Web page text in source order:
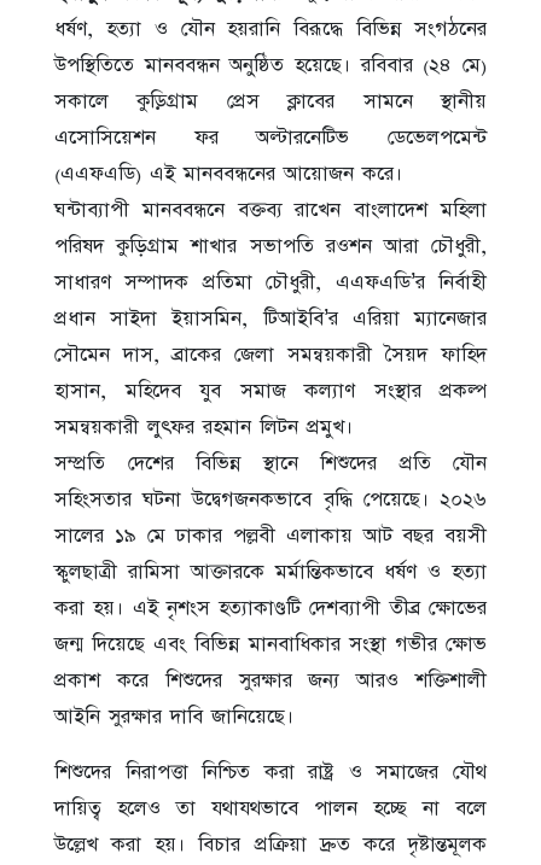
ধর্ষণ, হত্যা ও যৌন হয়রানি বিরূদ্ধে বিভিন্ন সংগঠনের
উপস্থিতিতে মানববন্ধন অনুষ্ঠিত হয়েছে। রবিবার (২৪ মে)
সকালে কুড়িগ্রাম প্রেস ক্লাবের সামনে স্থানীয়
এসোসিয়েশন ফর অল্টারনেটিভ ডেভেলপমেন্ট
(এএফএডি) এই মানববন্ধনের আয়োজন করে।
ঘন্টাব্যাপী মানববন্ধনে বক্তব্য রাখেন বাংলাদেশ মহিলা
পরিষদ কুড়িগ্রাম শাখার সভাপতি রওশন আরা চৌধুরী,
সাধারণ সম্পাদক প্রতিমা চৌধুরী, এএফএডি’র নির্বাহী
প্রধান সাইদা ইয়াসমিন, টিআইবি’র এরিয়া ম্যানেজার
সৌমেন দাস, ব্রাকের জেলা সমন্বয়কারী সৈয়দ ফাহিদ
হাসান, মহিদেব যুব সমাজ কল্যাণ সংস্থার প্রকল্প
সমন্বয়কারী লুৎফর রহমান লিটন প্রমুখ।
সম্প্রতি দেশের বিভিন্ন স্থানে শিশুদের প্রতি যৌন
সহিংসতার ঘটনা উদ্বেগজনকভাবে বৃদ্ধি পেয়েছে। ২০২৬
সালের ১৯ মে ঢাকার পল্লবী এলাকায় আট বছর বয়সী
স্কুলছাত্রী রামিসা আক্তারকে মর্মান্তিকভাবে ধর্ষণ ও হত্যা
করা হয়। এই নৃশংস হত্যাকাণ্ডটি দেশব্যাপী তীব্র ক্ষোভের
জন্ম দিয়েছে এবং বিভিন্ন মানবাধিকার সংস্থা গভীর ক্ষোভ
প্রকাশ করে শিশুদের সুরক্ষার জন্য আরও শক্তিশালী
আইনি সুরক্ষার দাবি জানিয়েছে।
শিশুদের নিরাপত্তা নিশ্চিত করা রাষ্ট্র ও সমাজের যৌথ
দায়িত্ব হলেও তা যথাযথভাবে পালন হচ্ছে না বলে
উল্লেখ করা হয়। বিচার প্রক্রিয়া দ্রুত করে দৃষ্টান্তমূলক